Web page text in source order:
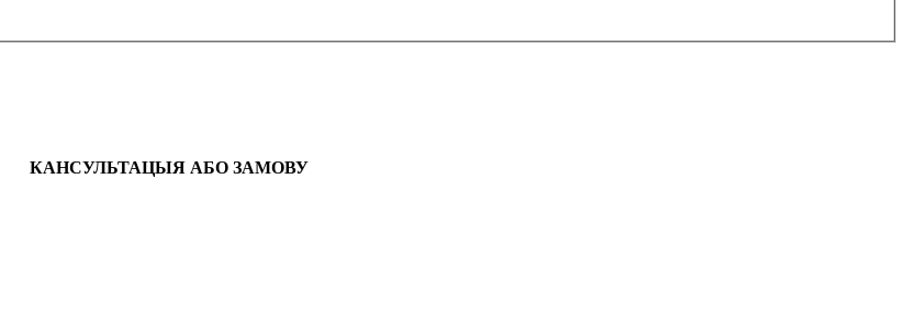
КАНСУЛЬТАЦЫЯ АБО ЗАМОВУ